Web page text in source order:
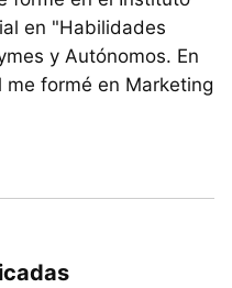
en "Habilidades
y Autónomos. En
me formé en Marketing